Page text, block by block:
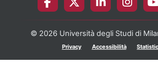
© 2026 Università degli Studi di
Privacy Accessibilità